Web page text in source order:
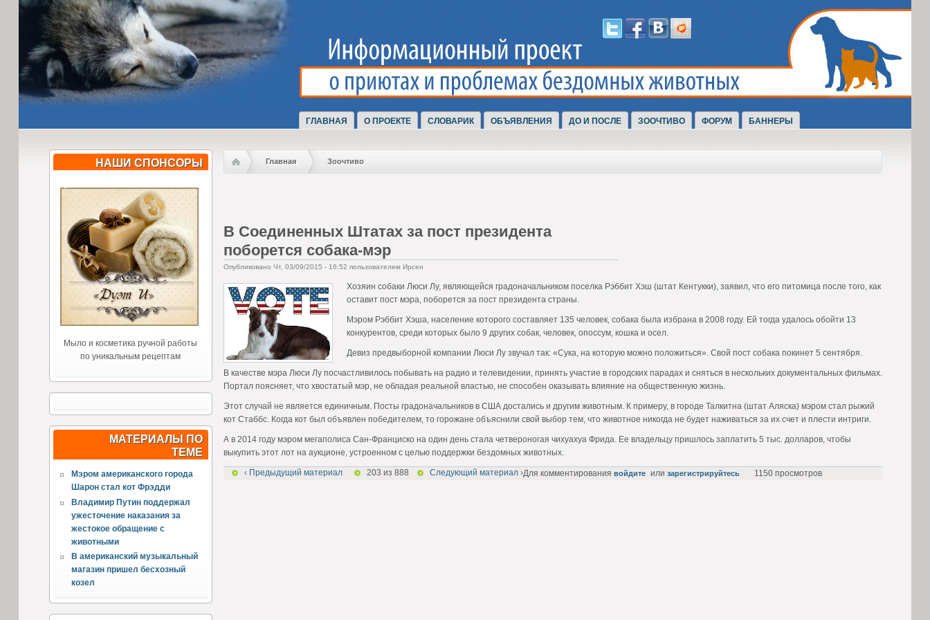
ГЛАВНАЯ О ПРОЕКТЕ СЛОВАРИК ОБЪЯВЛЕНИЯ ДО И ПОСЛЕ ЗООЧТИВО ФОРУМ БАННЕРЫ
НАШИ СПОНСОРЫ
Мыло и косметика ручной работы
по уникальным рецептам
МАТЕРИАЛЫ ПО
ТЕМЕ
Мэром американского города
Шарон стал кот Фрэдди
Владимир Путин поддержал
ужесточение наказания за
жестокое обращение с
животными
В американский музыкальный
магазин пришел бесхозный
козел
Главная Зоочтиво
В Соединенных Штатах за пост президента
поборется собака-мэр
Опубликовано Чт, 03/09/2015 - 16:52 пользователем Ирсен
Хозяин собаки Люси Лу, являющейся градоначальником поселка Рэббит Хэш (штат Кентукки), заявил, что его питомица после того, как
оставит пост мэра, поборется за пост президента страны.
Мэром Рэббит Хэша, население которого составляет 135 человек, собака была избрана в 2008 году. Ей тогда удалось обойти 13
конкурентов, среди которых было 9 других собак, человек, опоссум, кошка и осел.
Девиз предвыборной компании Люси Лу звучал так: «Сука, на которую можно положиться». Свой пост собака покинет 5 сентября.
В качестве мэра Люси Лу посчастливилось побывать на радио и телевидении, принять участие в городских парадах и сняться в нескольких документальных фильмах.
Портал поясняет, что хвостатый мэр, не обладая реальной властью, не способен оказывать влияние на общественную жизнь.
Этот случай не является единичным. Посты градоначальников в США достались и другим животным. К примеру, в городе Талкитна (штат Аляска) мэром стал рыжий
кот Стаббс. Когда кот был объявлен победителем, то горожане объяснили свой выбор тем, что животное никогда не будет наживаться за их счет и плести интриги.
А в 2014 году мэром мегаполиса Сан-Франциско на один день стала четвероногая чихуахуа Фрида. Ее владельцу пришлось заплатить 5 тыс. долларов, чтобы
выкупить этот лот на аукционе, устроенном с целью поддержки бездомных животных.
‹ Предыдущий материал 203 из 888 Следующий материал ›Для комментирования войдите или зарегистрируйтесь 1150 просмотров